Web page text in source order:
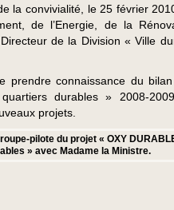
la convivialité, le 25 février
de l’Energie, de la
de la Division « Ville
prendre connaissance du bilan
durables » 2008-
projets.
pilote du projet « OXY
» avec Madame la Ministre.